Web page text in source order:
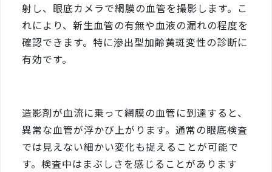
射し、眼底カメラで網膜の血管を撮影します。こ
れにより、新生血管の有無や血液の漏れの程度を
確認できます。特に滲出型加齢黄斑変性の診断に
有効です。
造影剤が血流に乗って網膜の血管に到達すると、
異常な血管が浮かび上がります。通常の眼底検査
では見えない細かい変化も捉えることが可能で
す。検査中はまぶしさを感じることがあります